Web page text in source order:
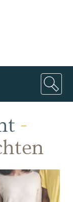
-